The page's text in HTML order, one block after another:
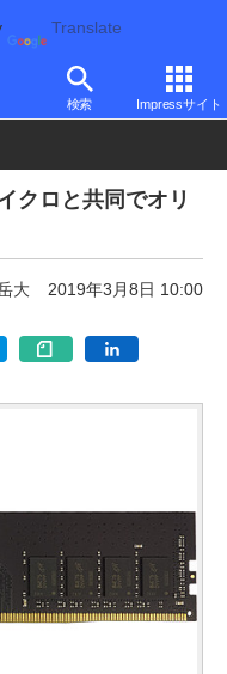
Translate
検索 Impressサイト
トフォン デスクトップパ
クロと共同でオリ
大 2019年3月8日 10:00